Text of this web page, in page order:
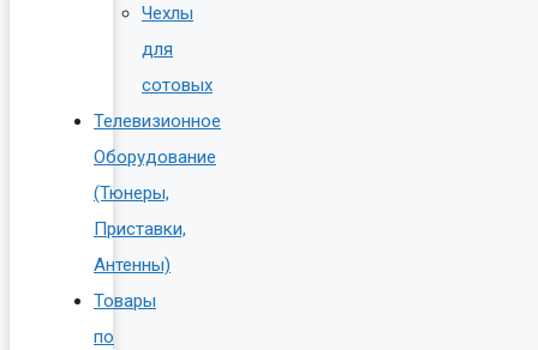
Чехлы
для
сотовых
Телевизионное
Оборудование
(Тюнеры,
Приставки,
Антенны)
Товары
по